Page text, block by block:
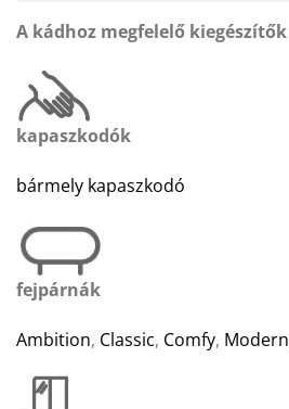
A kádhoz megfelelő kiegészítők
kapaszkodók
bármely kapaszkodó
fejpárnák
Ambition, Classic, Comfy, Modern